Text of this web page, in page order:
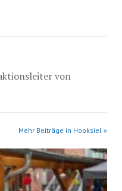
von
Mehr Beiträge in Hooksiel »